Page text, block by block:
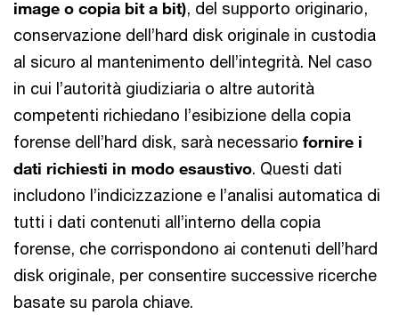
image o copia bit a bit), del supporto originario,
conservazione dell’hard disk originale in custodia
al sicuro al mantenimento dell’integrità. Nel caso
in cui l’autorità giudiziaria o altre autorità
competenti richiedano l’esibizione della copia
forense dell’hard disk, sarà necessario fornire i
dati richiesti in modo esaustivo. Questi dati
includono l’indicizzazione e l’analisi automatica di
tutti i dati contenuti all’interno della copia
forense, che corrispondono ai contenuti dell’hard
disk originale, per consentire successive ricerche
basate su parola chiave.